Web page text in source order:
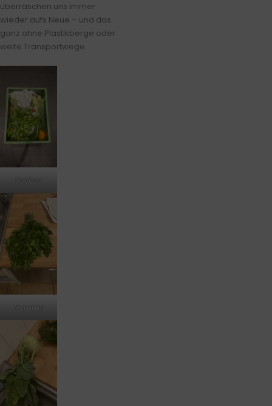
überraschen uns immer
wieder aufs Neue – und das
ganz ohne Plastikberge oder
weite Transportwege.
Solibox
Yummy